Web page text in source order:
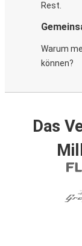
Rest.
Warum
können?
Das